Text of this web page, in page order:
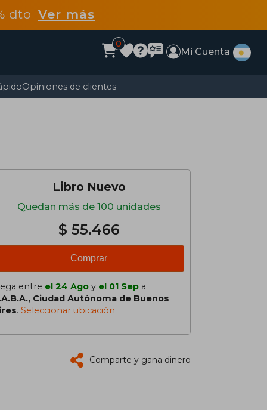
dto Ver más
0
Mi Cuenta
Opiniones de clientes
Libro Nuevo
Quedan más de 100 unidades
$ 55.466
Comprar
entre el 24 Ago y el 01 Sep a
Ciudad Autónoma de Buenos
. Seleccionar ubicación
Comparte y gana dinero